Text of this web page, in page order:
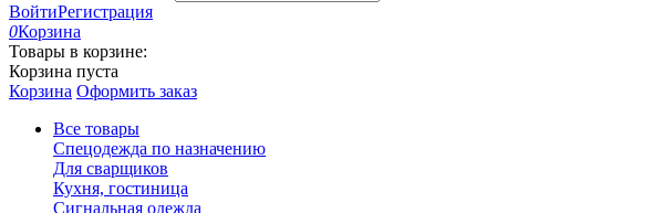
ВойтиРегистрация
0Корзина
Товары в корзине:
Корзина пуста
Корзина Оформить заказ
Все товары
Спецодежда по назначению
Для сварщиков
Кухня, гостиница
Сигнальная одежда